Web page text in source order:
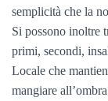
semplicità che la
Si possono inoltre
primi, secondi,
Locale che
mangiare